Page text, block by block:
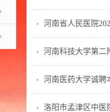
河南省人民医院
河南科技大学第二
河南医药大学诚聘
洛阳市孟津区中医